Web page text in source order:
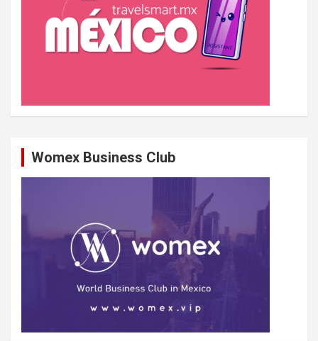
Womex Business Club